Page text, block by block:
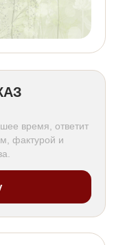
время, ответит
фактурой и